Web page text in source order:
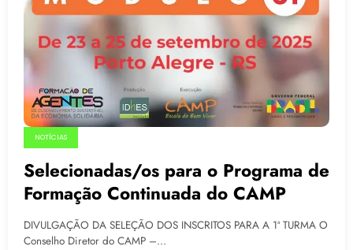
NOTÍCIAS
Selecionadas/os para o Programa de
Formação Continuada do CAMP
DIVULGAÇÃO DA SELEÇÃO DOS INSCRITOS PARA A 1ª TURMA O
Conselho Diretor do CAMP –…